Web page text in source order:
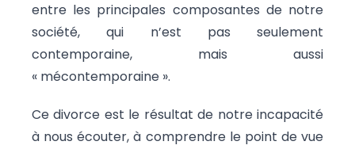
entre les principales composantes de notre
société, qui n’est pas seulement
contemporaine, mais aussi
« mécontemporaine ».
Ce divorce est le résultat de notre incapacité
à nous écouter, à comprendre le point de vue